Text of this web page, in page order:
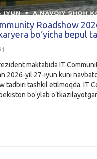
Roadshow
bo‘yicha bepul
maktabida IT
2026-yil 27-iyun kuni
tadbiri tashkil etilmoqda. IT
bo‘ylab